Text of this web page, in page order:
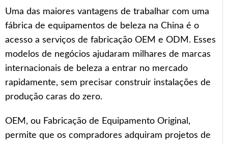
Uma das maiores vantagens de trabalhar com uma
fábrica de equipamentos de beleza na China é o
acesso a serviços de fabricação OEM e ODM. Esses
modelos de negócios ajudaram milhares de marcas
internacionais de beleza a entrar no mercado
rapidamente, sem precisar construir instalações de
produção caras do zero.
OEM, ou Fabricação de Equipamento Original,
permite que os compradores adquiram projetos de